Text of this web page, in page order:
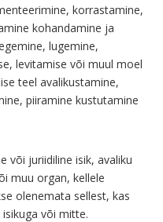
korrastamine,
kohandamine ja
lugemine,
levitamise või muul moel
teel avalikustamine,
piiramine kustutamine
või juriidiline isik, avaliku
muu organ, kellele
olenemata sellest, kas
või mitte.